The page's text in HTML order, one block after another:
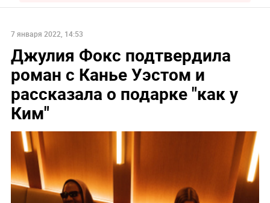
7 января 2022, 14:53
Джулия Фокс подтвердила
роман с Канье Уэстом и
рассказала о подарке "как у
Ким"